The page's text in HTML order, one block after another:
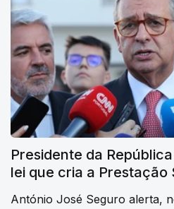
Presidente da
lei que cria a Prestação
António José Seguro alerta,